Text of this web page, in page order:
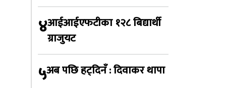
४आईआईएफटीका १२८ बिद्यार्थी
ग्राजुयट
५अब पछि हट्दिनँ : दिवाकर थापा